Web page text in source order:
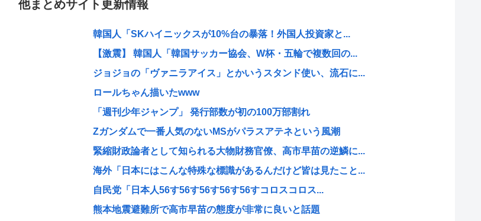
他まとめサイト更新情報
韓国人「SKハイニックスが10%台の暴落！外国人投資家と...
【激震】 韓国人「韓国サッカー協会、W杯・五輪で複数回の...
ジョジョの「ヴァニラアイス」とかいうスタンド使い、流石に...
ロールちゃん描いたwww
「週刊少年ジャンプ」 発行部数が初の100万部割れ
Zガンダムで一番人気のないMSがパラスアテネという風潮
緊縮財政論者として知られる大物財務官僚、高市早苗の逆鱗に...
海外「日本にはこんな特殊な標識があるんだけど皆は見たこと...
自民党「日本人56す56す56す56す56すコロスコロス...
熊本地震避難所で高市早苗の態度が非常に良いと話題